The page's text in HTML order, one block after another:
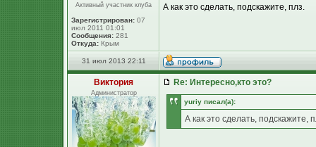
Активный участник клуба
Зарегистрирован: 07
июл 2011 01:01
Сообщения: 281
Откуда: Крым
А как это сделать, подскажите, плз.
31 июл 2013 22:11
Виктория
Администратор
Re: Интересно,кто это?
yuriy писал(а):
А как это сделать, подскажите,